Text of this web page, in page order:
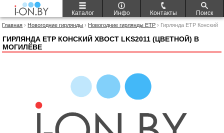
Каталог Инфо Контакты Поиск
Главная › Новогодние гирлянды › Новогодние гирлянды ETP › Гирлянда ETP Конский
ГИРЛЯНДА ETP КОНСКИЙ ХВОСТ LKS2011 (ЦВЕТНОЙ) В
МОГИЛЁВЕ